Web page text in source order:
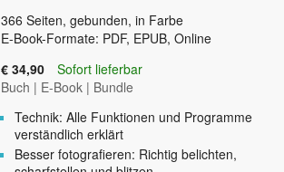
366 Seiten, gebunden, in Farbe
E-Book-Formate: PDF, EPUB, Online
€ 34,90
Sofort lieferbar
Buch | E-Book | Bundle
Technik: Alle Funktionen und Programme
verständlich erklärt
Besser fotografieren: Richtig belichten,